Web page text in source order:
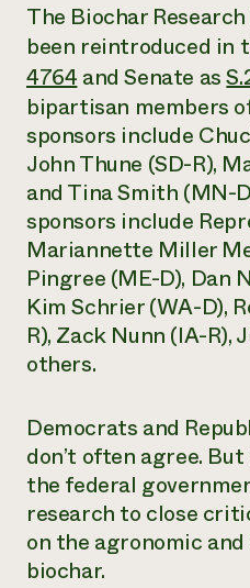
Servicios energéticos
Servicios energéticos
LIHEAP
Centro de intercambio
Noticias
Internship Hub
Buscar prácticas
Contratar a un becario
contribuyen a
resiliencia de
comunidad.
DONAR AHORA
The Biochar
been reintroduced in
4764and Senate as
bipartisan members
sponsors include
John Thune (SD-R),
and Tina Smith (MN-
sponsors include
Mariannette Miller
Pingree (ME-D), Dan
Kim Schrier (WA-D),
R), Zack Nunn (IA-R),
others.
Democrats and
don’t often agree.
the federal
research to close
on the agronomic
biochar.